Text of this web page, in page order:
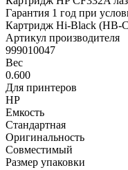
Гарантия 1 год при
Картридж Hi-Black (HB-
Артикул производителя
999010047
Вес
0.600
Для принтеров
HP
Емкость
Стандартная
Оригинальность
Совместимый
Размер упаковки